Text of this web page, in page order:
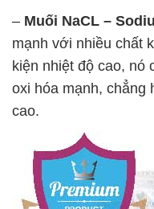
– Muối NaCL –
mạnh với nhiều chất
kiện nhiệt độ cao, nó
oxi hóa mạnh, chẳng
cao.